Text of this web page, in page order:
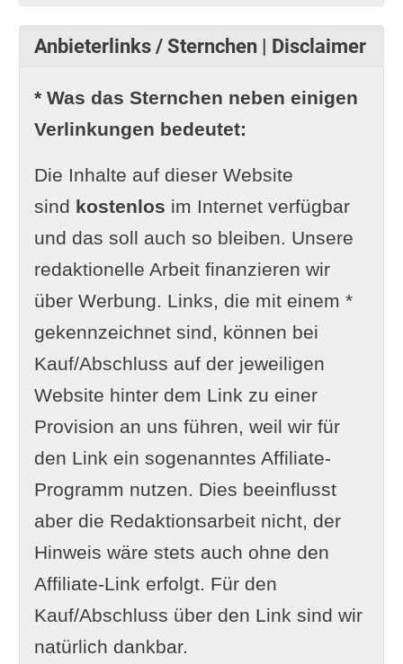
Anbieterlinks / Sternchen | Disclaimer
* Was das Sternchen neben einigen
Verlinkungen bedeutet:
Die Inhalte auf dieser Website
sind kostenlos im Internet verfügbar
und das soll auch so bleiben. Unsere
redaktionelle Arbeit finanzieren wir
über Werbung. Links, die mit einem *
gekennzeichnet sind, können bei
Kauf/Abschluss auf der jeweiligen
Website hinter dem Link zu einer
Provision an uns führen, weil wir für
den Link ein sogenanntes Affiliate-
Programm nutzen. Dies beeinflusst
aber die Redaktionsarbeit nicht, der
Hinweis wäre stets auch ohne den
Affiliate-Link erfolgt. Für den
Kauf/Abschluss über den Link sind wir
natürlich dankbar.